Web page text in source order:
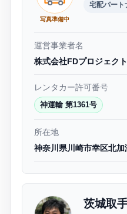
写真準備中
宅配パート
運営事業者名
株式会社FDプロジェクト
レンタカー許可番号
神運輸 第1361号
所在地
神奈川県川崎市幸区北
茨城取